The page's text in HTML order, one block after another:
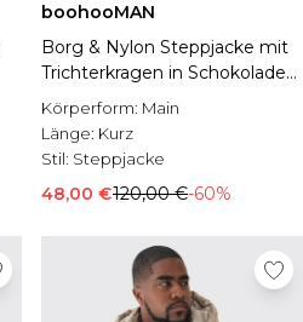
boohooMAN
Borg & Nylon Steppjacke mit
Trichterkragen in Schokoladen-
Tönen
Körperform: Main
Länge: Kurz
Stil: Steppjacke
48,00 €120,00 €-60%